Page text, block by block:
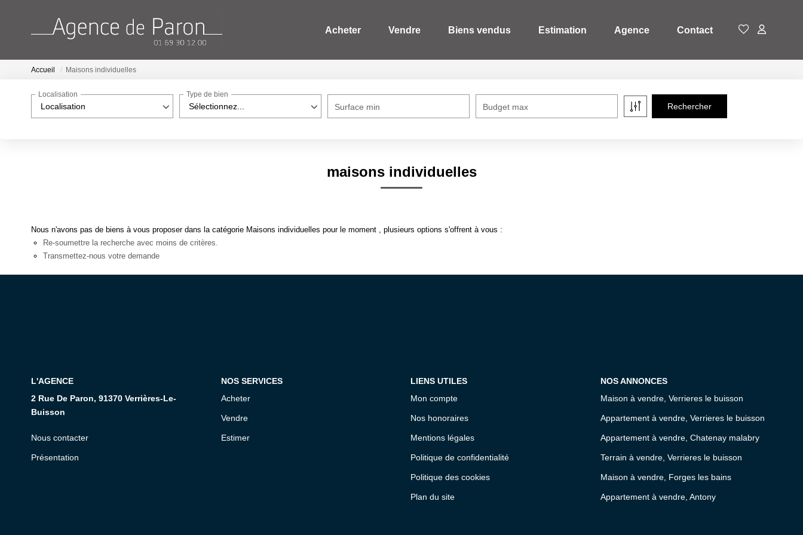
Acheter Vendre Biens vendus Estimation Agence Contact
Accueil Maisons individuelles
Localisation
Localisation
Sélectionnez...
Type de bien
Surface min Budget max
maisons individuelles
Nous n'avons pas de biens à vous proposer dans la catégorie Maisons individuelles pour le moment , plusieurs options s'offrent à vous :
Re-soumettre la recherche avec moins de critères.
Transmettez-nous votre demande
L'AGENCE
2 Rue De Paron, 91370 Verrières-Le-
Buisson
Nous contacter
Présentation
NOS SERVICES
Acheter
Vendre
Estimer
LIENS UTILES
Mon compte
Nos honoraires
Mentions légales
Politique de confidentialité
Politique des cookies
Plan du site
NOS ANNONCES
Maison à vendre, Verrieres le buisson
Appartement à vendre, Verrieres le buisson
Appartement à vendre, Chatenay malabry
Terrain à vendre, Verrieres le buisson
Maison à vendre, Forges les bains
Appartement à vendre, Antony